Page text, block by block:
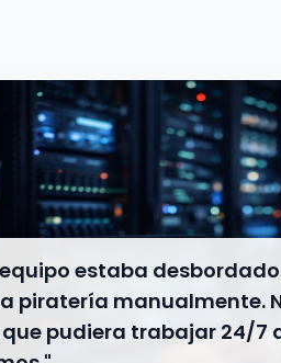
estaba
piratería manualmente.
pudiera trabajar 24/7